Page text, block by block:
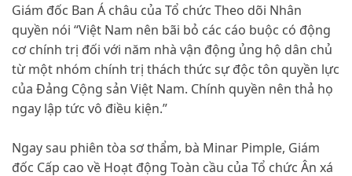
Giám đốc Ban Á châu của Tổ chức Theo dõi Nhân
quyền nói “Việt Nam nên bãi bỏ các cáo buộc có động
cơ chính trị đối với năm nhà vận động ủng hộ dân chủ
từ một nhóm chính trị thách thức sự độc tôn quyền lực
của Đảng Cộng sản Việt Nam. Chính quyền nên thả họ
ngay lập tức vô điều kiện.”
Ngay sau phiên tòa sơ thẩm, bà Minar Pimple, Giám
đốc Cấp cao về Hoạt động Toàn cầu của Tổ chức Ân xá